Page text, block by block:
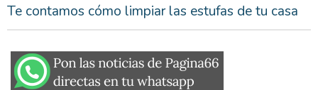
Te contamos cómo limpiar las estufas de tu casa